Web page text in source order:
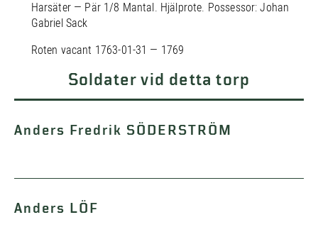
Harsäter — Pär 1/8 Mantal. Hjälprote. Possessor: Johan
Gabriel Sack
Roten vacant 1763-01-31 — 1769
Soldater vid detta torp
Anders Fredrik SÖDERSTRÖM
Anders LÖF